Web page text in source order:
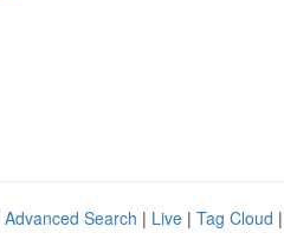
Advanced Search | Live | Tag Cloud |